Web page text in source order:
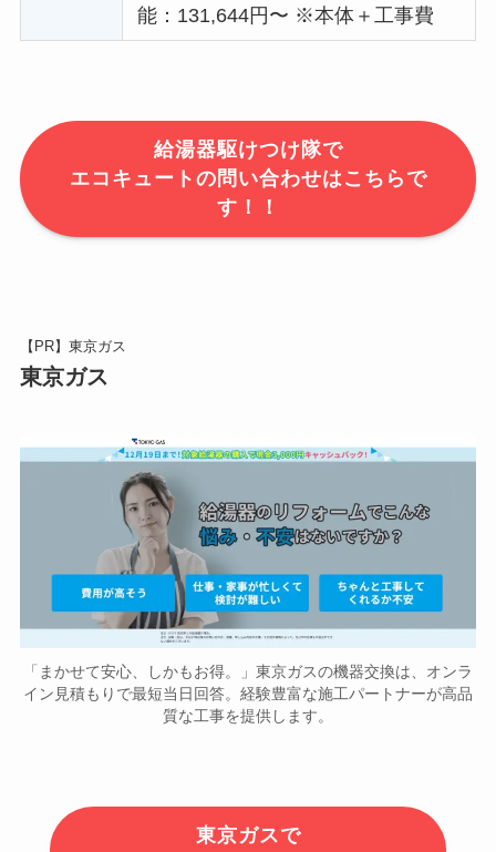
能：131,644円〜 ※本体＋工事費
給湯器駆けつけ隊で
エコキュートの問い合わせはこちらで
す！！
【PR】東京ガス
東京ガス
「まかせて安心、しかもお得。」東京ガスの機器交換は、オンラ
イン見積もりで最短当日回答。経験豊富な施工パートナーが高品
質な工事を提供します。
東京ガスで